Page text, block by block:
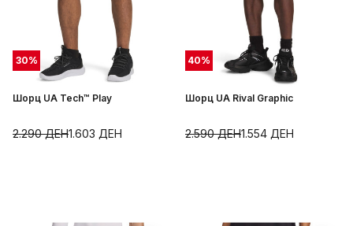
30%
Шорц UA Tech™ Play
1.603 ДЕН
2.290ДЕН
40%
Шорц UA Rival Graphic
1.554 ДЕН
2.590ДЕН